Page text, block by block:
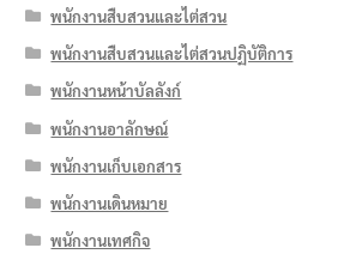
พนักงานสืบสวนและไต่สวน
พนักงานสืบสวนและไต่สวนปฏิบัติการ
พนักงานหน้าบัลลังก์
พนักงานอาลักษณ์
พนักงานเก็บเอกสาร
พนักงานเดินหมาย
พนักงานเทศกิจ